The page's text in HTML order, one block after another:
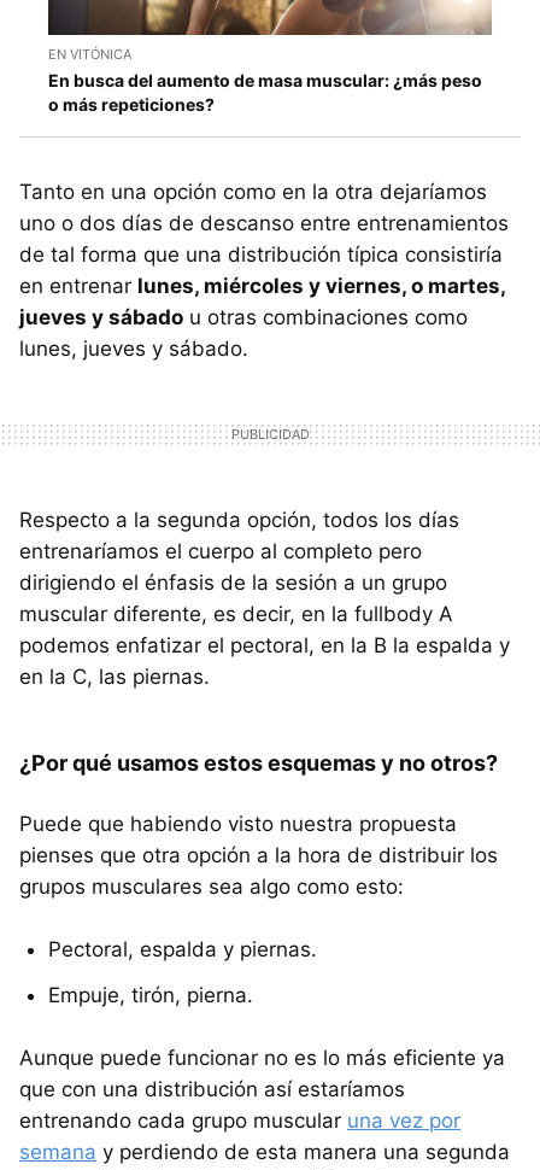
EN VITÓNICA
En busca del aumento de masa muscular: ¿más peso
o más repeticiones?
Tanto en una opción como en la otra dejaríamos
uno o dos días de descanso entre entrenamientos
de tal forma que una distribución típica consistiría
en entrenar lunes, miércoles y viernes, o martes,
jueves y sábado u otras combinaciones como
lunes, jueves y sábado.
Respecto a la segunda opción, todos los días
entrenaríamos el cuerpo al completo pero
dirigiendo el énfasis de la sesión a un grupo
muscular diferente, es decir, en la fullbody A
podemos enfatizar el pectoral, en la B la espalda y
en la C, las piernas.
¿Por qué usamos estos esquemas y no otros?
Puede que habiendo visto nuestra propuesta
pienses que otra opción a la hora de distribuir los
grupos musculares sea algo como esto:
Pectoral, espalda y piernas.
Empuje, tirón, pierna.
Aunque puede funcionar no es lo más eficiente ya
que con una distribución así estaríamos
entrenando cada grupo muscular una vez por
semana y perdiendo de esta manera una segunda